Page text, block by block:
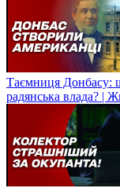
Таємниця Донбасу:
радянська влада? |